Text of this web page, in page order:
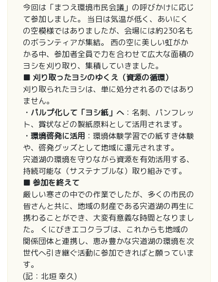
今回は「まつえ環境市民会議」の呼びかけに応じ
て参加しました。 当日は気温が低く、あいにく
の空模様ではありましたが、会場には約230名も
のボランティアが集結。 西の空に美しい虹がか
かる中、参加者全員で力を合わせて広大な面積の
ヨシを刈り取り、集積していきました。
■ 刈り取ったヨシのゆくえ（資源の循環）
刈り取られたヨシは、単に処分されるのではあり
ません。
・パルプ化して「ヨシ紙」へ ：名刺、パンフレッ
ト、賞状などの製紙原料として活用されます。
・環境啓発に活用 ：環境体験学習での紙すき体験
や、啓発グッズとして地域に還元されます。
宍道湖の環境を守りながら資源を有効活用する、
持続可能な（サステナブルな）取り組みです。
■ 参加を終えて
厳しい寒さの中での作業でしたが、多くの市民の
皆さんと共に、地域の財産である宍道湖の再生に
携わることができ、大変有意義な時間となりまし
た。 くにびきエコクラブは、これからも地域の
関係団体と連携し、恵み豊かな宍道湖の環境を次
世代へ引き継ぐ活動に参加できればと願っていま
す。
(記：北垣 幸久)